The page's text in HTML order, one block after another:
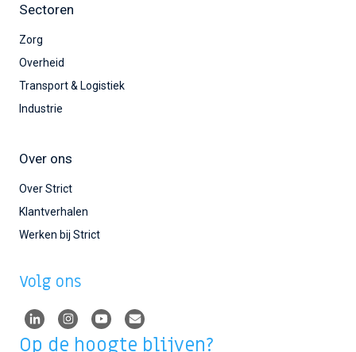
Sectoren
Zorg
Overheid
Transport & Logistiek
Industrie
Over ons
Over Strict
Klantverhalen
Werken bij Strict
Volg ons
Op de hoogte blijven?